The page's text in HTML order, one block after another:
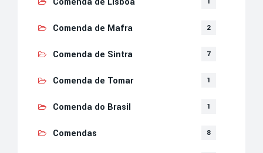
Comenda de Mafra 2
Comenda de Sintra 7
Comenda de Tomar 1
Comenda do Brasil 1
Comendas 8